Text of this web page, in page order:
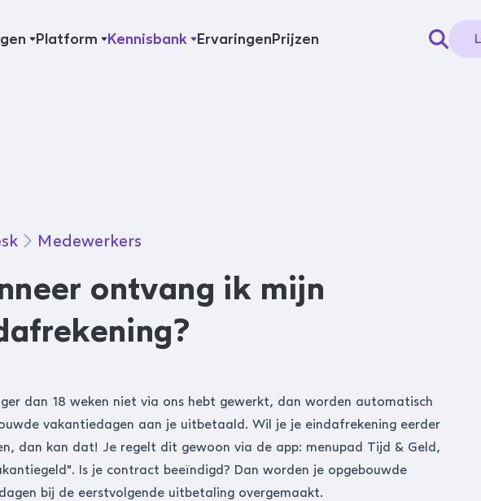
Platform Kennisbank ErvaringenPrijzen
Medewerkers
ontvang ik mijn
dan 18 weken niet via ons hebt gewerkt, dan worden automatisch
vakantiedagen aan je uitbetaald. Wil je je eindafrekening eerder
dan kan dat! Je regelt dit gewoon via de app: menupad Tijd & Geld,
Is je contract beeïndigd? Dan worden je opgebouwde
bij de eerstvolgende uitbetaling overgemaakt.